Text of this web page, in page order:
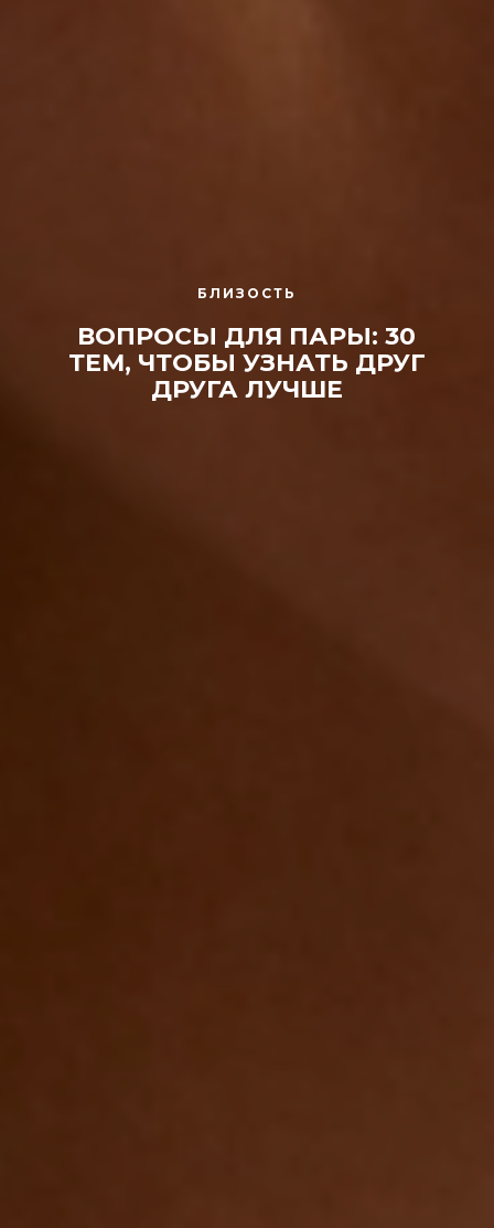
БЛИЗОСТЬ
ВОПРОСЫ ДЛЯ ПАРЫ: 30
ТЕМ, ЧТОБЫ УЗНАТЬ ДРУГ
ДРУГА ЛУЧШЕ